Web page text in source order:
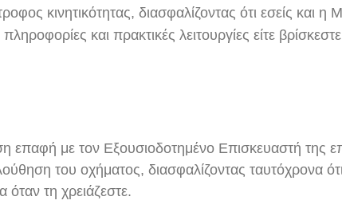
κινητικότητας, διασφαλίζοντας ότι εσείς και
και πρακτικές λειτουργίες είτε
επαφή με τον Εξουσιοδοτημένο Επισκευαστή της
του οχήματος, διασφαλίζοντας ταυτόχρονα
όταν τη χρειάζεστε.